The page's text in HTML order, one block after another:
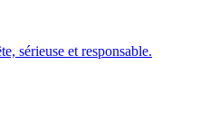
sérieuse et responsable.